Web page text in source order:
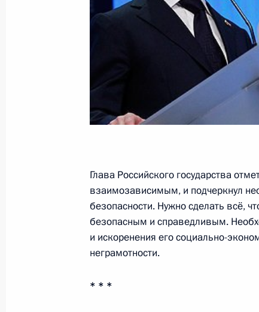
Встреча с Генеральным
14 марта 2011 года, 17:00 Московская
1 марта 2011 года, вторник
1 марта вступил в силу закон «О
22 февраля 2011 года, вторник
Дмитрий Медведев провёл во
Национального
Глава Российского государства
взаимозависимым, и подчеркнул
безопасности. Нужно сделать всё,
безопасным и справедливым.
и искоренения его социально-
неграмотности.
* * *